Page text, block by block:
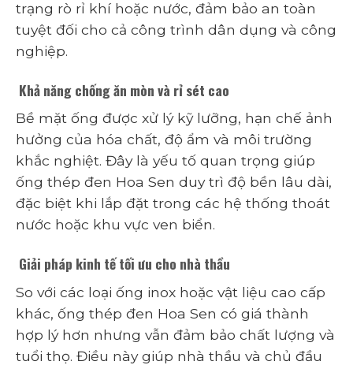
trạng rò rỉ khí hoặc nước, đảm bảo an toàn
tuyệt đối cho cả công trình dân dụng và công
nghiệp.
Khả năng chống ăn mòn và rỉ sét cao
Bề mặt ống được xử lý kỹ lưỡng, hạn chế ảnh
hưởng của hóa chất, độ ẩm và môi trường
khắc nghiệt. Đây là yếu tố quan trọng giúp
ống thép đen Hoa Sen duy trì độ bền lâu dài,
đặc biệt khi lắp đặt trong các hệ thống thoát
nước hoặc khu vực ven biển.
Giải pháp kinh tế tối ưu cho nhà thầu
So với các loại ống inox hoặc vật liệu cao cấp
khác, ống thép đen Hoa Sen có giá thành
hợp lý hơn nhưng vẫn đảm bảo chất lượng và
tuổi thọ. Điều này giúp nhà thầu và chủ đầu